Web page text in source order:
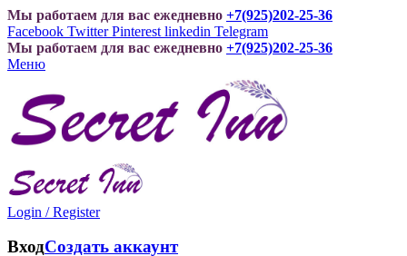
Мы работаем для вас ежедневно +7(925)202-25-36
Facebook Twitter Pinterest linkedin Telegram
Мы работаем для вас ежедневно +7(925)202-25-36
Меню
Login / Register
ВходСоздать аккаунт